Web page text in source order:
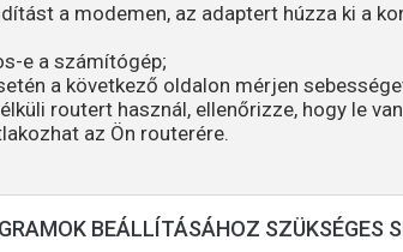
a modemen, az adaptert húzza ki a
e a számítógép;
a következő oldalon mérjen
routert használ, ellenőrizze, hogy le
az Ön routerére.
BEÁLLÍTÁSÁHOZ SZÜKSÉGES